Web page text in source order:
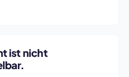
ist nicht